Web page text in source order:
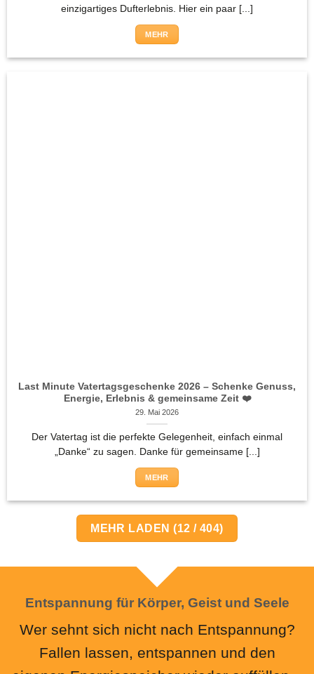
einzigartiges Dufterlebnis. Hier ein paar [...]
MEHR
Last Minute Vatertagsgeschenke 2026 – Schenke Genuss,
Energie, Erlebnis & gemeinsame Zeit ❤️
29. Mai 2026
Der Vatertag ist die perfekte Gelegenheit, einfach einmal
„Danke“ zu sagen. Danke für gemeinsame [...]
MEHR
MEHR LADEN(12 / 404)
Entspannung für Körper, Geist und Seele
Wer sehnt sich nicht nach Entspannung?
Fallen lassen, entspannen und den